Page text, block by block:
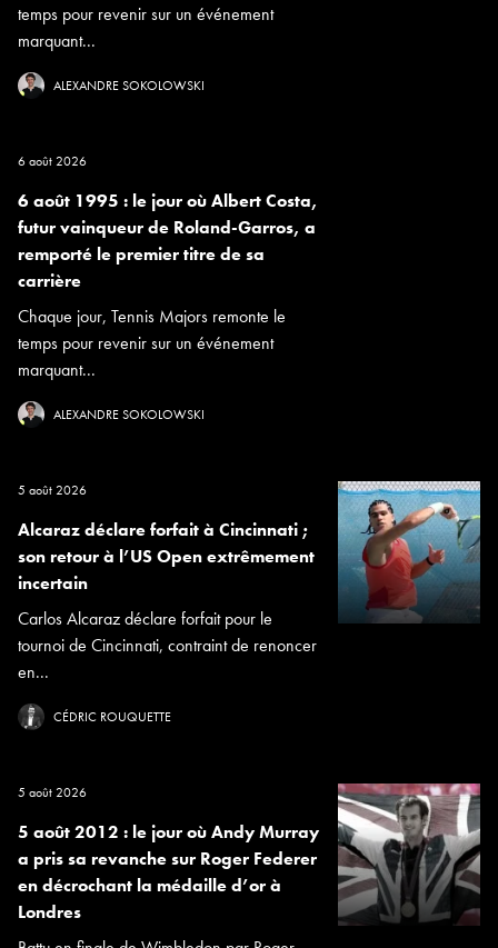
temps pour revenir sur un événement
marquant...
ALEXANDRE SOKOLOWSKI
6 août 2026
6 août 1995 : le jour où Albert Costa,
futur vainqueur de Roland-Garros, a
remporté le premier titre de sa
carrière
Chaque jour, Tennis Majors remonte le
temps pour revenir sur un événement
marquant...
ALEXANDRE SOKOLOWSKI
5 août 2026
Alcaraz déclare forfait à Cincinnati ;
son retour à l’US Open extrêmement
incertain
Carlos Alcaraz déclare forfait pour le
tournoi de Cincinnati, contraint de renoncer
en...
CÉDRIC ROUQUETTE
5 août 2026
5 août 2012 : le jour où Andy Murray
a pris sa revanche sur Roger Federer
en décrochant la médaille d’or à
Londres